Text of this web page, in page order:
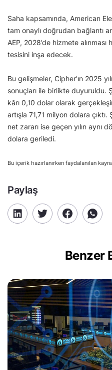
Saha kapsamında, American
tam onaylı doğrudan bağlantı
AEP, 2028’de hizmete
tesisini inşa edecek.
Bu gelişmeler, Cipher’ın 2025
sonuçları ile birlikte duyuruldu.
kârı 0,10 dolar olarak
artışla 71,71 milyon dolara
net zararı ise geçen yılın aynı
dolara geriledi.
Bu içerik hazırlanırken faydalanılan
Paylaş
Benzer